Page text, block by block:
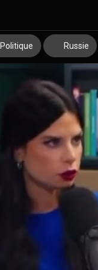
Politique Russie